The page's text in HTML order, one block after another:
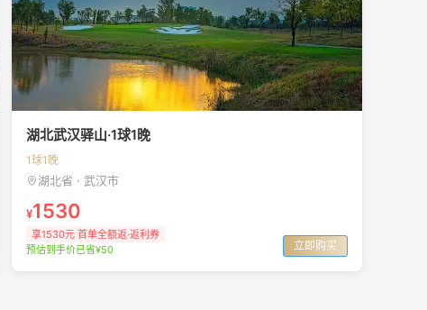
湖北武汉驿山·1球1晚
1球1晚
湖北省 · 武汉市
¥1530
享1530元 首单全额返·返利券
预估到手价已省¥50
立即购买